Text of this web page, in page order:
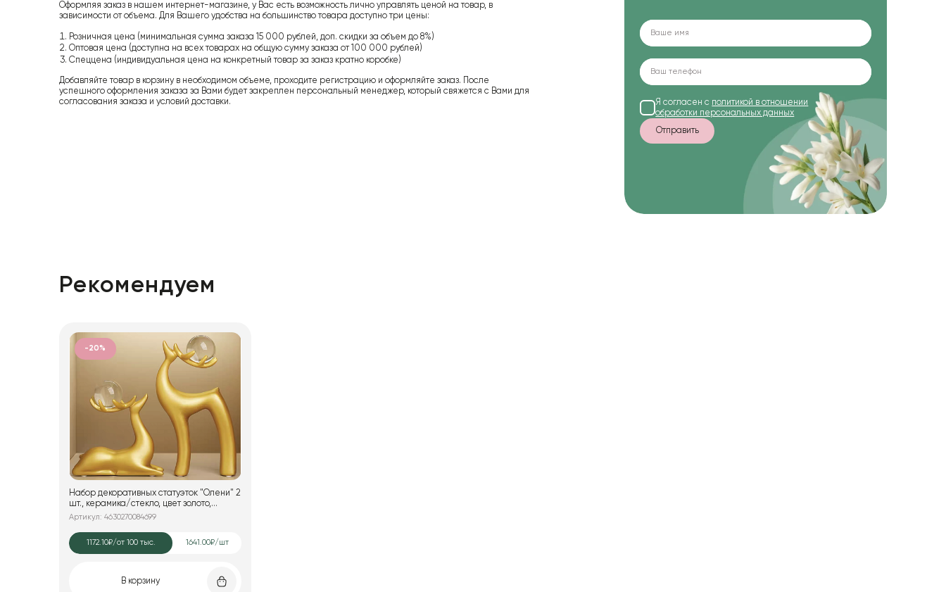
Оформляя заказ в нашем интернет-магазине, у Вас есть возможность лично управлять ценой на товар, в
зависимости от объема. Для Вашего удобства на большинство товара доступно три цены:
Розничная цена (минимальная сумма заказа 15 000 рублей, доп. скидки за объем до 8%)
Оптовая цена (доступна на всех товарах на общую сумму заказа от 100 000 рублей)
Спеццена (индивидуальная цена на конкретный товар за заказ кратно коробке)
Добавляйте товар в корзину в необходимом объеме, проходите регистрацию и оформляйте заказ. После
успешного оформления заказа за Вами будет закреплен персональный менеджер, который свяжется с Вами для
согласования заказа и условий доставки.
Я согласен с политикой в отношении
обработки персональных данных
Отправить
Рекомендуем
-20%
Набор декоративных статуэток "Олени" 2
шт., керамика/стекло, цвет золото,
12,5*5,5*24; 15,5*5,5*16,5 см.
Артикул: 4630270084699
1172.10₽/от 100 тыс. 1641.00₽/шт
В корзину